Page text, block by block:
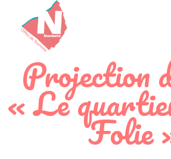
Projection
« Le
Folie